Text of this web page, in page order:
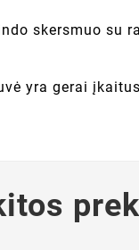
skersmuo su
yra gerai